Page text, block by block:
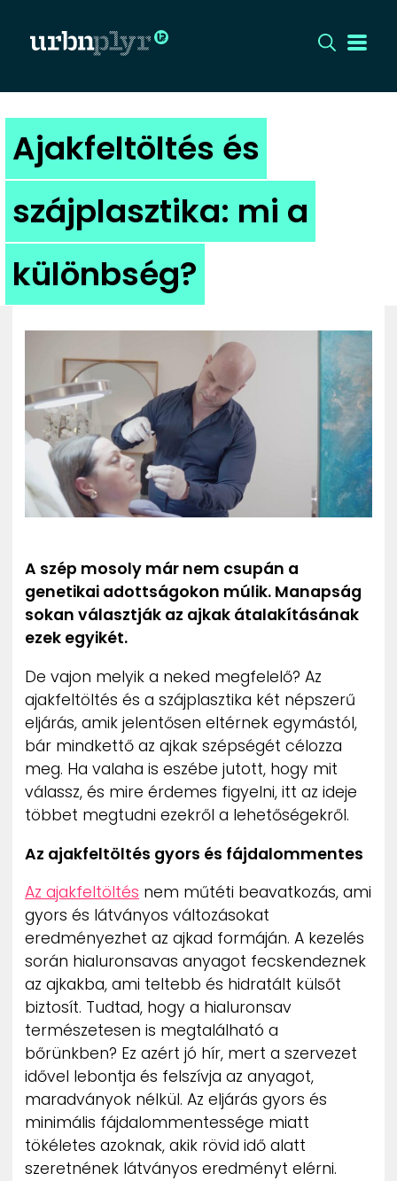
CÍMLAP
DIZÁJN
DIVAT
HIP
KULT
UTCA
ZENE
MÉDIAAJÁNLAT
IMPRESSZUM
PR-ARCHÍVUM
ADATKEZELÉSI TÁJÉKOZTATÓ
Ajakfeltöltés és
szájplasztika: mi a
különbség?
A szép mosoly már nem csupán a
genetikai adottságokon múlik. Manapság
sokan választják az ajkak átalakításának
ezek egyikét.
De vajon melyik a neked megfelelő? Az
ajakfeltöltés és a szájplasztika két népszerű
eljárás, amik jelentősen eltérnek egymástól,
bár mindkettő az ajkak szépségét célozza
meg. Ha valaha is eszébe jutott, hogy mit
válassz, és mire érdemes figyelni, itt az ideje
többet megtudni ezekről a lehetőségekről.
Az ajakfeltöltés gyors és fájdalommentes
Az ajakfeltöltés nem műtéti beavatkozás, ami
gyors és látványos változásokat
eredményezhet az ajkad formáján. A kezelés
során hialuronsavas anyagot fecskendeznek
az ajkakba, ami teltebb és hidratált külsőt
biztosít. Tudtad, hogy a hialuronsav
természetesen is megtalálható a
bőrünkben? Ez azért jó hír, mert a szervezet
idővel lebontja és felszívja az anyagot,
maradványok nélkül. Az eljárás gyors és
minimális fájdalommentessége miatt
tökéletes azoknak, akik rövid idő alatt
szeretnének látványos eredményt elérni.